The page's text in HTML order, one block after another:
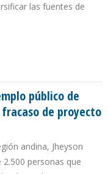
las fuentes de
público de
de proyecto
andina, Jheyson
personas que